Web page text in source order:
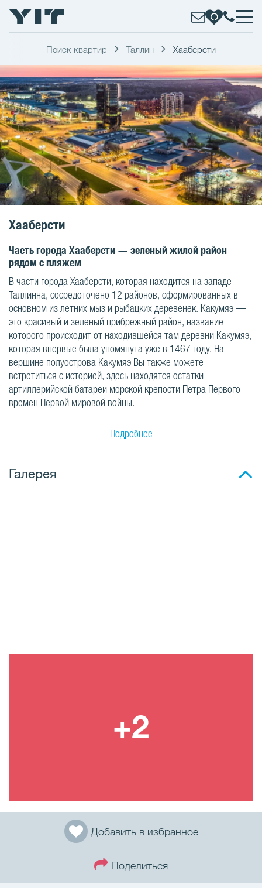
Поиск квартир Таллин Хааберсти
Хааберсти
Добавить в избранное
Поделиться
Часть города Хааберсти — зеленый жилой район
рядом с пляжем
В части города Хааберсти, которая находится на западе
Таллинна, сосредоточено 12 районов, сформированных в
основном из летних мыз и рыбацких деревенек. Какумяэ —
это красивый и зеленый прибрежный район, название
которого происходит от находившейся там деревни Какумяэ,
которая впервые была упомянута уже в 1467 году. На
вершине полуострова Какумяэ Вы также можете
встретиться с историей, здесь находятся остатки
артиллерийской батареи морской крепости Петра Первого
времен Первой мировой войны.
Подробнее
Галерея